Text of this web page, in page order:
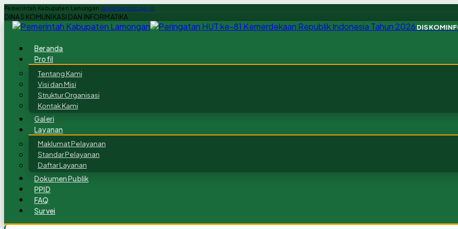
Pemerintah Kabupaten Lamongan lamongankab.go.id
DINAS KOMUNIKASI DAN INFORMATIKA
Beranda
Profil
Tentang Kami
Visi dan Misi
Struktur Organisasi
Kontak Kami
Galeri
Layanan
Maklumat Pelayanan
Standar Pelayanan
Daftar Layanan
Dokumen Publik
PPID
FAQ
Survei